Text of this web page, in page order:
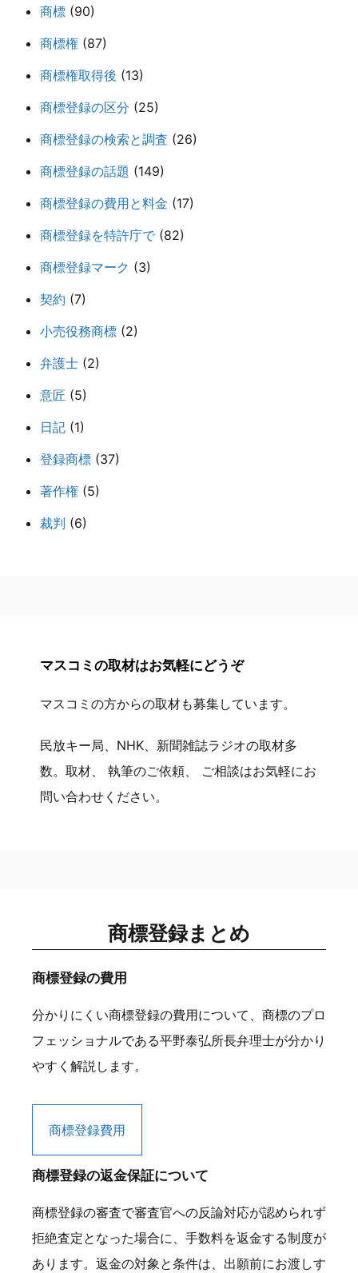
商標 (90)
商標権 (87)
商標権取得後 (13)
商標登録の区分 (25)
商標登録の検索と調査 (26)
商標登録の話題 (149)
商標登録の費用と料金 (17)
商標登録を特許庁で (82)
商標登録マーク (3)
契約 (7)
小売役務商標 (2)
弁護士 (2)
意匠 (5)
日記 (1)
登録商標 (37)
著作権 (5)
裁判 (6)
マスコミの取材はお気軽にどうぞ
マスコミの方からの取材も募集しています。
民放キー局、NHK、新聞雑誌ラジオの取材多
数。取材、 執筆のご依頼、 ご相談はお気軽にお
問い合わせください。
商標登録まとめ
商標登録の費用
分かりにくい商標登録の費用について、商標のプロ
フェッショナルである平野泰弘所長弁理士が分かり
やすく解説します。
商標登録費用
商標登録の返金保証について
商標登録の審査で審査官への反論対応が認められず
拒絶査定となった場合に、手数料を返金する制度が
あります。返金の対象と条件は、出願前にお渡しす